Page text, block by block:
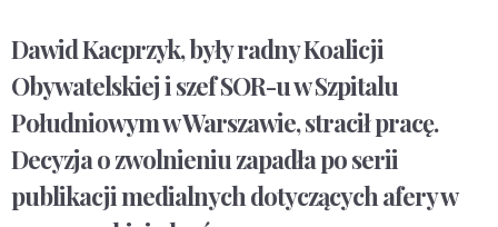
Dawid Kacprzyk, były radny Koalicji
Obywatelskiej i szef SOR-u w Szpitalu
Południowym w Warszawie, stracił pracę.
Decyzja o zwolnieniu zapadła po serii
publikacji medialnych dotyczących afery w